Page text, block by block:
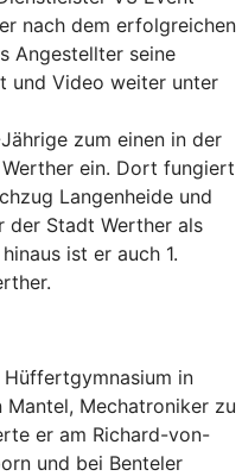
nach dem erfolgreichen
Angestellter seine
und Video weiter unter
zum einen in der
ein. Dort fungiert
Langenheide und
der Stadt Werther als
ist er auch 1.
in
Mantel, Mechatroniker zu
er am Richard-von-
und bei Benteler